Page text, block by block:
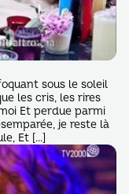
sous le soleil
les cris, les rires
Et perdue parmi
je reste là
Et […]